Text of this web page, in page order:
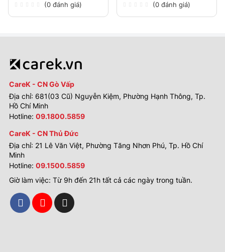
(0 đánh giá)
(0 đánh giá)
CareK - CN Gò Vấp
Địa chỉ: 681(03 Cũ) Nguyễn Kiệm, Phường Hạnh Thông, Tp.
Hồ Chí Minh
Hotline: 09.1800.5859
CareK - CN Thủ Đức
Địa chỉ: 21 Lê Văn Việt, Phường Tăng Nhơn Phú, Tp. Hồ Chí
Minh
Hotline: 09.1500.5859
Giờ làm việc: Từ 9h đến 21h tất cả các ngày trong tuần.